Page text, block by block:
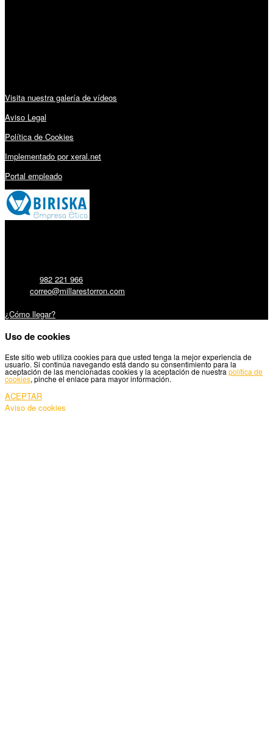
Visita nuestra galería de vídeos
Aviso Legal
Política de Cookies
Implementado por xeral.net
Portal empleado
982 221 966
correo@millarestorron.com
¿Cómo llegar?
Uso de cookies
Este sitio web utiliza cookies para que usted tenga la mejor experiencia de
usuario. Si continúa navegando está dando su consentimiento para la
aceptación de las mencionadas cookies y la aceptación de nuestra política de
cookies, pinche el enlace para mayor información.
ACEPTAR
Aviso de cookies